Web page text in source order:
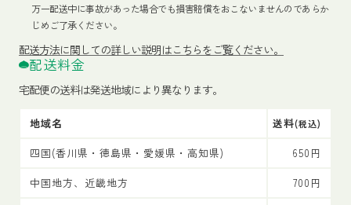
万一配送中に事故があった場合でも損害賠償をおこないませんのであらか
じめご了承ください。
配送方法に関しての詳しい説明はこちらをご覧ください。
配送料金
宅配便の送料は発送地域により異なります。
地域名 送料(税込)
四国(香川県・徳島県・愛媛県・高知県)
650円
中国地方、近畿地方
700円